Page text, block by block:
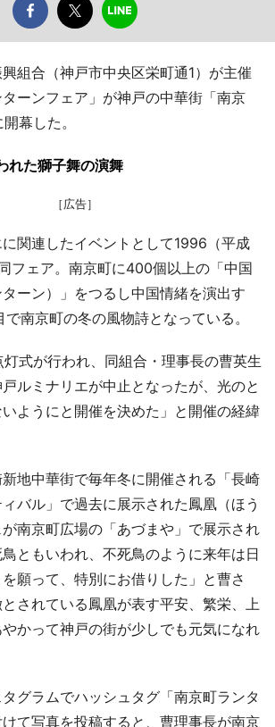
組合（神戸市中央区栄町通1）が主催
ーンフェア」が神戸の中華街「南京
幕した。
れた獅子舞の演舞
［広告］
関連したイベントとして1996（平成
フェア。南京町に400個以上の「中国
ーン）」をつるし中国情緒を演出す
南京町の冬の風物詩となっている。
式が行われ、同組合・理事長の曹英生
ルミナリエが中止となったが、光のと
ようにと開催を決めた」と開催の経緯
地中華街で毎年冬に開催される「長崎
バル」で過去に展示された鳳凰（ほう
南京町広場の「あづまや」で展示され
ともいわれ、不死鳥のように来年は日
願って、特別にお借りした」と曹さ
されている鳳凰が表す平安、繁栄、上
かって神戸の街が少しでも元気になれ
グラムでハッシュタグ「南京町ランタ
て写真を投稿すると、曹理事長が南京